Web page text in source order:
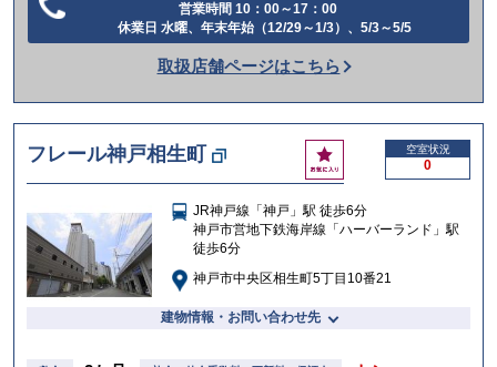
営業時間 10：00～17：00
休業日 水曜、年末年始（12/29～1/3）、5/3～5/5
話
か
け
る
取扱店舗ページはこちら
フレール神戸相生町
お
気
入
り
空室状況
0
JR神戸線「神戸」駅 徒歩6分
神戸市営地下鉄海岸線「ハーバーランド」駅
徒歩6分
神戸市中央区相生町5丁目10番21
建物情報・お問い合わせ先